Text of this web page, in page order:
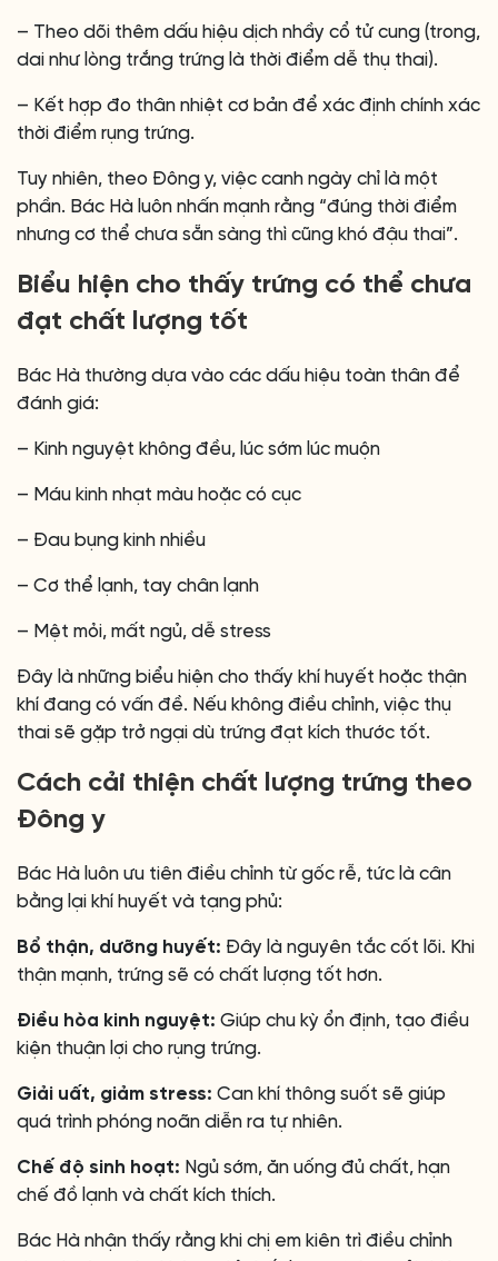
– Theo dõi thêm dấu hiệu dịch nhầy cổ tử cung (trong,
dai như lòng trắng trứng là thời điểm dễ thụ thai).
– Kết hợp đo thân nhiệt cơ bản để xác định chính xác
thời điểm rụng trứng.
Tuy nhiên, theo Đông y, việc canh ngày chỉ là một
phần. Bác Hà luôn nhấn mạnh rằng “đúng thời điểm
nhưng cơ thể chưa sẵn sàng thì cũng khó đậu thai”.
Biểu hiện cho thấy trứng có thể chưa
đạt chất lượng tốt
Bác Hà thường dựa vào các dấu hiệu toàn thân để
đánh giá:
– Kinh nguyệt không đều, lúc sớm lúc muộn
– Máu kinh nhạt màu hoặc có cục
– Đau bụng kinh nhiều
– Cơ thể lạnh, tay chân lạnh
– Mệt mỏi, mất ngủ, dễ stress
Đây là những biểu hiện cho thấy khí huyết hoặc thận
khí đang có vấn đề. Nếu không điều chỉnh, việc thụ
thai sẽ gặp trở ngại dù trứng đạt kích thước tốt.
Cách cải thiện chất lượng trứng theo
Đông y
Bác Hà luôn ưu tiên điều chỉnh từ gốc rễ, tức là cân
bằng lại khí huyết và tạng phủ:
Bổ thận, dưỡng huyết: Đây là nguyên tắc cốt lõi. Khi
thận mạnh, trứng sẽ có chất lượng tốt hơn.
Điều hòa kinh nguyệt: Giúp chu kỳ ổn định, tạo điều
kiện thuận lợi cho rụng trứng.
Giải uất, giảm stress: Can khí thông suốt sẽ giúp
quá trình phóng noãn diễn ra tự nhiên.
Chế độ sinh hoạt: Ngủ sớm, ăn uống đủ chất, hạn
chế đồ lạnh và chất kích thích.
Bác Hà nhận thấy rằng khi chị em kiên trì điều chỉnh